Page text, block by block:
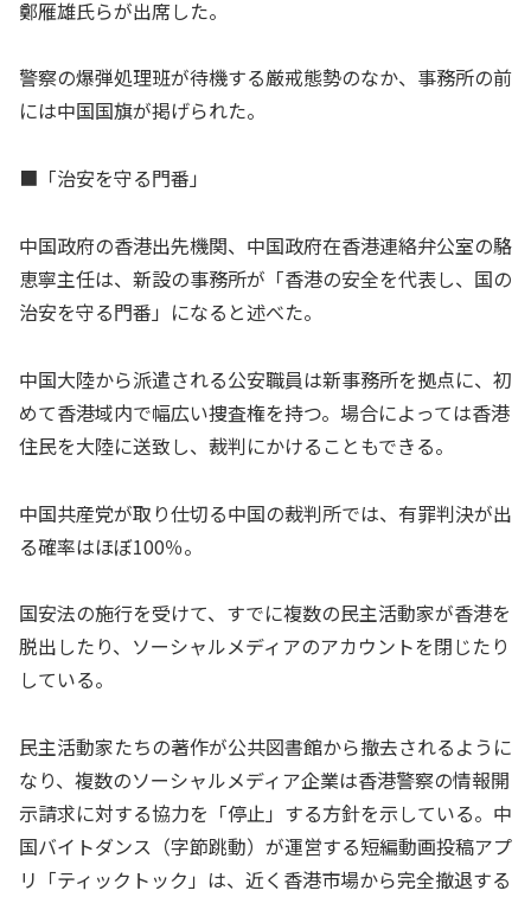
鄭雁雄氏らが出席した。
警察の爆弾処理班が待機する厳戒態勢のなか、事務所の前
には中国国旗が掲げられた。
■「治安を守る門番」
中国政府の香港出先機関、中国政府在香港連絡弁公室の駱
恵寧主任は、新設の事務所が「香港の安全を代表し、国の
治安を守る門番」になると述べた。
中国大陸から派遣される公安職員は新事務所を拠点に、初
めて香港域内で幅広い捜査権を持つ。場合によっては香港
住民を大陸に送致し、裁判にかけることもできる。
中国共産党が取り仕切る中国の裁判所では、有罪判決が出
る確率はほぼ100％。
国安法の施行を受けて、すでに複数の民主活動家が香港を
脱出したり、ソーシャルメディアのアカウントを閉じたり
している。
民主活動家たちの著作が公共図書館から撤去されるように
なり、複数のソーシャルメディア企業は香港警察の情報開
示請求に対する協力を「停止」する方針を示している。中
国バイトダンス（字節跳動）が運営する短編動画投稿アプ
リ「ティックトック」は、近く香港市場から完全撤退する